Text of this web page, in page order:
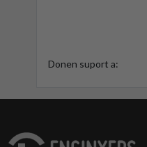
Donen suport a: